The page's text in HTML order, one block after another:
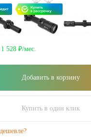
528 ₽/мес.
Добавить в корзину
Купить в один клик